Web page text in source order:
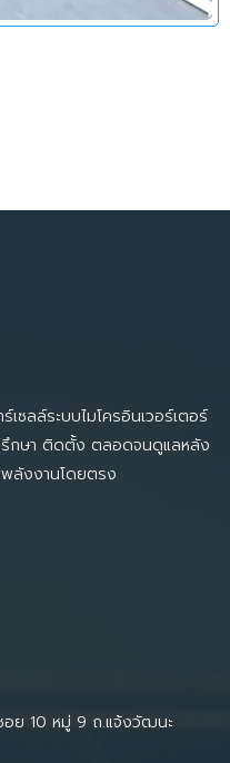
ซลล์ระบบไมโครอินเวอร์เตอร์
รึกษา ติดตั้ง ตลอดจนดูแลหลัง
ลังงานโดยตรง
อย 10 หมู่ 9 ถ.แจ้งวัฒนะ